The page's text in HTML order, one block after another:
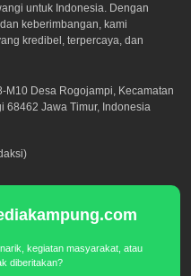
untuk Indonesia. Dengan
keberimbangan, kami
kredibel, terpercaya, dan
M10 Desa Rogojampi, Kecamatan
68462 Jawa Timur, Indonesia
kegiatan masyarakat, atau
diberitakan?